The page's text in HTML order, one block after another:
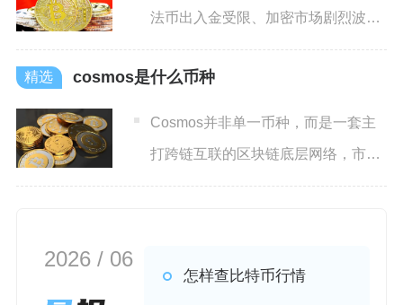
法币出入金受限、加密市场剧烈波动
以及生态发展需要锚定价值的
cosmos是什么币种
Cosmos并非单一币种，而是一套主
打跨链互联的区块链底层网络，市场
常说的Cosmos币种
2026 / 06
怎样查比特币行情